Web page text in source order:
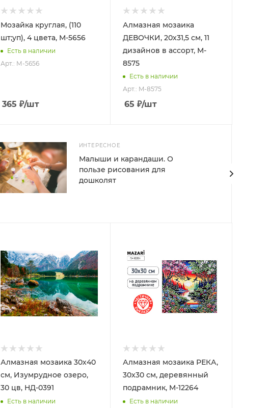
Мозайка круглая, (110
шт;уп), 4 цвета, М-5656
Есть в наличии
Арт.: М-5656
365 ₽/шт
Алмазная мозаика
ДЕВОЧКИ, 20х31,5 см, 11
дизайнов в ассорт, M-
8575
Есть в наличии
Арт.: M-8575
65 ₽/шт
ИНТЕРЕСНОЕ
Малыши и карандаши. О
пользе рисования для
дошколят
Алмазная мозаика 30х40
см, Изумрудное озеро,
30 цв, НД-0391
Есть в наличии
Алмазная мозаика РЕКА,
30x30 см, деревянный
подрамник, M-12264
Есть в наличии